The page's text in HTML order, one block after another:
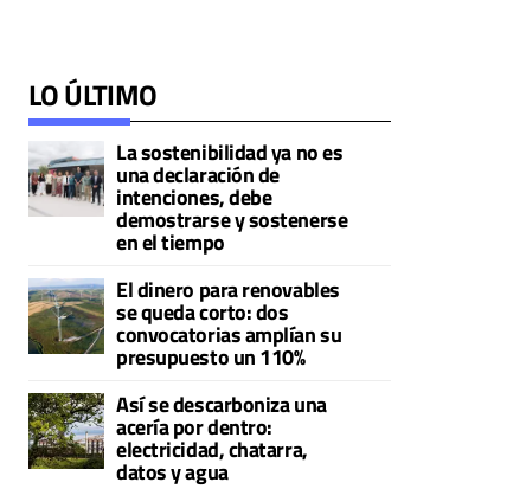
LO ÚLTIMO
La sostenibilidad ya no es
una declaración de
intenciones, debe
demostrarse y sostenerse
en el tiempo
El dinero para renovables
se queda corto: dos
convocatorias amplían su
presupuesto un 110%
Así se descarboniza una
acería por dentro:
electricidad, chatarra,
datos y agua